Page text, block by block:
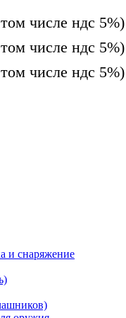
числе ндс 5%)
числе ндс 5%)
числе ндс 5%)
и снаряжение